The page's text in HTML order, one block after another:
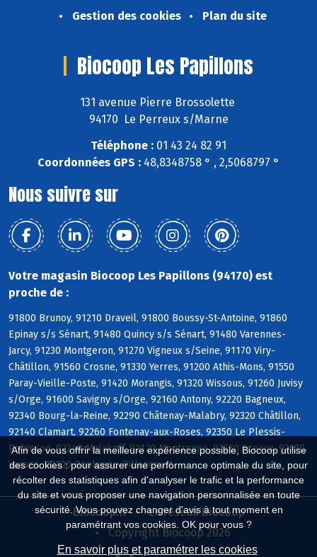
Afin de vous offrir la meilleure expérience possible, Biocoop utilise
des cookies : pour assurer une performance optimale du site, pour
récolter des statistiques afin d'analyser le trafic et la performance
du site et vous proposer une navigation personnalisée en toute
sécurité. Vous pouvez changer d'avis à tout moment en
paramétrant vos cookies. OK pour vous ?
En savoir plus et paramétrer les cookies
Gestion des cookies
Plan du site
Biocoop Les Papillons
131 avenue Pierre Brossolette
94170 Le Perreux s/Marne
Téléphone : 01 43 24 82 91
Coordonnées GPS : 48,8348758 ° , 2,5068797 °
Nous suivre sur
Votre magasin Biocoop Les Papillons (94170) est
proche de :
91800 Brunoy, 91210 Draveil, 91800 Boussy-St-Antoine, 91860
Epinay s/s Sénart, 91480 Quincy s/s Sénart, 91480 Varennes-
Jarcy, 91230 Montgeron, 91270 Vigneux s/Seine, 91170 Viry-
Châtillon, 91560 Crosne, 91330 Yerres, 91200 Athis-Mons, 91550
Paray-Vieille-Poste, 91420 Morangis, 91320 Wissous, 91260 Juvisy
s/Orge, 91600 Savigny s/Orge, 92160 Antony, 92220 Bagneux,
92340 Bourg-la-Reine, 92290 Châtenay-Malabry, 92320 Châtillon,
92140 Clamart, 92260 Fontenay-aux-Roses, 92350 Le Plessis-
Robinson, 92240 Malakoff, 92120 Montrouge, 92330 Sceaux, 92170
Vanves, 92100 Boulogne-Billancourt
Biocoop.fr
Le réseau Biocoop
Copyright Biocoop 2026